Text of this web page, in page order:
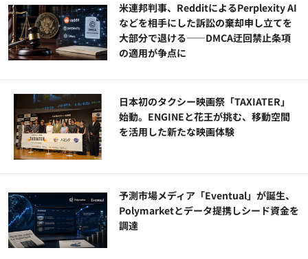
米連邦判事、RedditによるPerplexity AI
などを相手にした訴訟の棄却申し立てを
大部分で退ける——DMCA迂回禁止条項
の適用が争点に
日本初のタクシー映画祭「TAXIATER」
始動。ENGINEと花王が挑む、移動空間
を活用した新たな映画体験
予測市場メディア「Eventual」が誕生、
Polymarketとデータ提携しシード資金を
調達